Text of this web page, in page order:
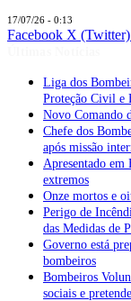
17/07/26 - 0:13
Facebook X (Twitter)
Liga dos
Proteção Civil e
Novo Comando
Chefe dos
após missão
Apresentado em
extremos
Onze mortos e
Perigo de
das Medidas de
Governo está
bombeiros
Bombeiros
sociais e